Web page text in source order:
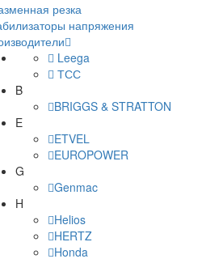
резка
напряжения
Leega
ТСС
B
BRIGGS & STRATTON
E
ETVEL
EUROPOWER
G
Genmac
H
Helios
HERTZ
Honda